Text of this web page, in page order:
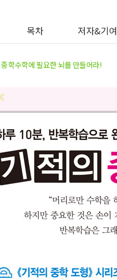
목차 저자&기
학수학에 필요한 뇌를 만들어라!